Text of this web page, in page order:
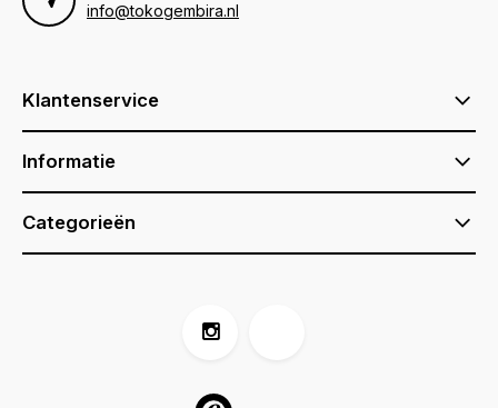
info@tokogembira.nl
Klantenservice
Informatie
Categorieën